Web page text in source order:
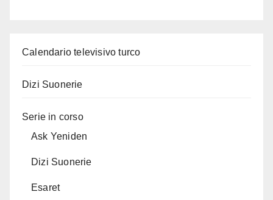
Calendario televisivo turco
Dizi Suonerie
Serie in corso
Ask Yeniden
Dizi Suonerie
Esaret